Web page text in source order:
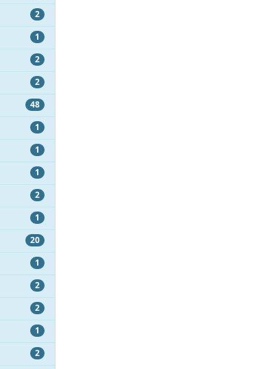
2
1
2
2
48
1
1
1
2
1
20
1
2
2
1
2